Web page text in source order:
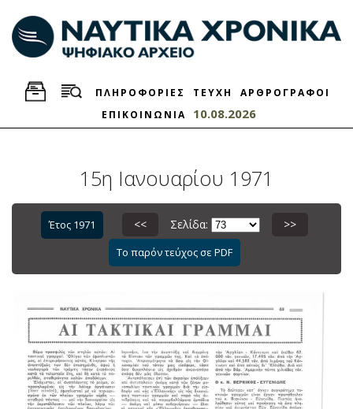
ΠΛΗΡΟΦΟΡΙΕΣ ΤΕΥΧΗ
ΑΡΘΡΟΓΡΑΦΟΙ
ΕΠΙΚΟΙΝΩΝΙΑ
10.08.2026
15η Ιανουαρίου 1971
Έτος 1971 << Σελίδα: >>
Το παρόν τεύχος σε PDF